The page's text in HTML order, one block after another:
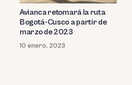
Avianca retomará la ruta
Bogotá-Cusco a partir de
marzo de 2023
10 enero, 2023